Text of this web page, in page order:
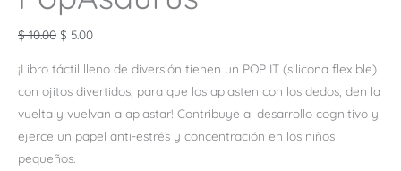
$10.00 $ 5.00
¡Libro táctil lleno de diversión tienen un POP IT (silicona flexible)
con ojitos divertidos, para que los aplasten con los dedos, den la
vuelta y vuelvan a aplastar! Contribuye al desarrollo cognitivo y
ejerce un papel anti-estrés y concentración en los niños
pequeños.